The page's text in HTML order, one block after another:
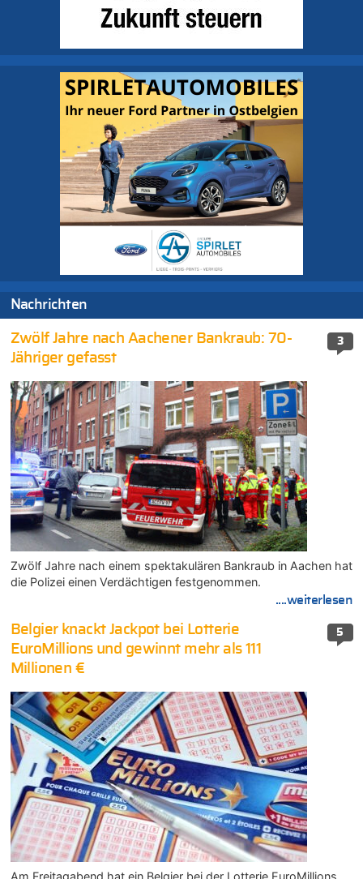
Nachrichten
3
Zwölf Jahre nach Aachener Bankraub: 70-
Jähriger gefasst
Zwölf Jahre nach einem spektakulären Bankraub in Aachen hat
die Polizei einen Verdächtigen festgenommen.
....weiterlesen
5
Belgier knackt Jackpot bei Lotterie
EuroMillions und gewinnt mehr als 111
Millionen €